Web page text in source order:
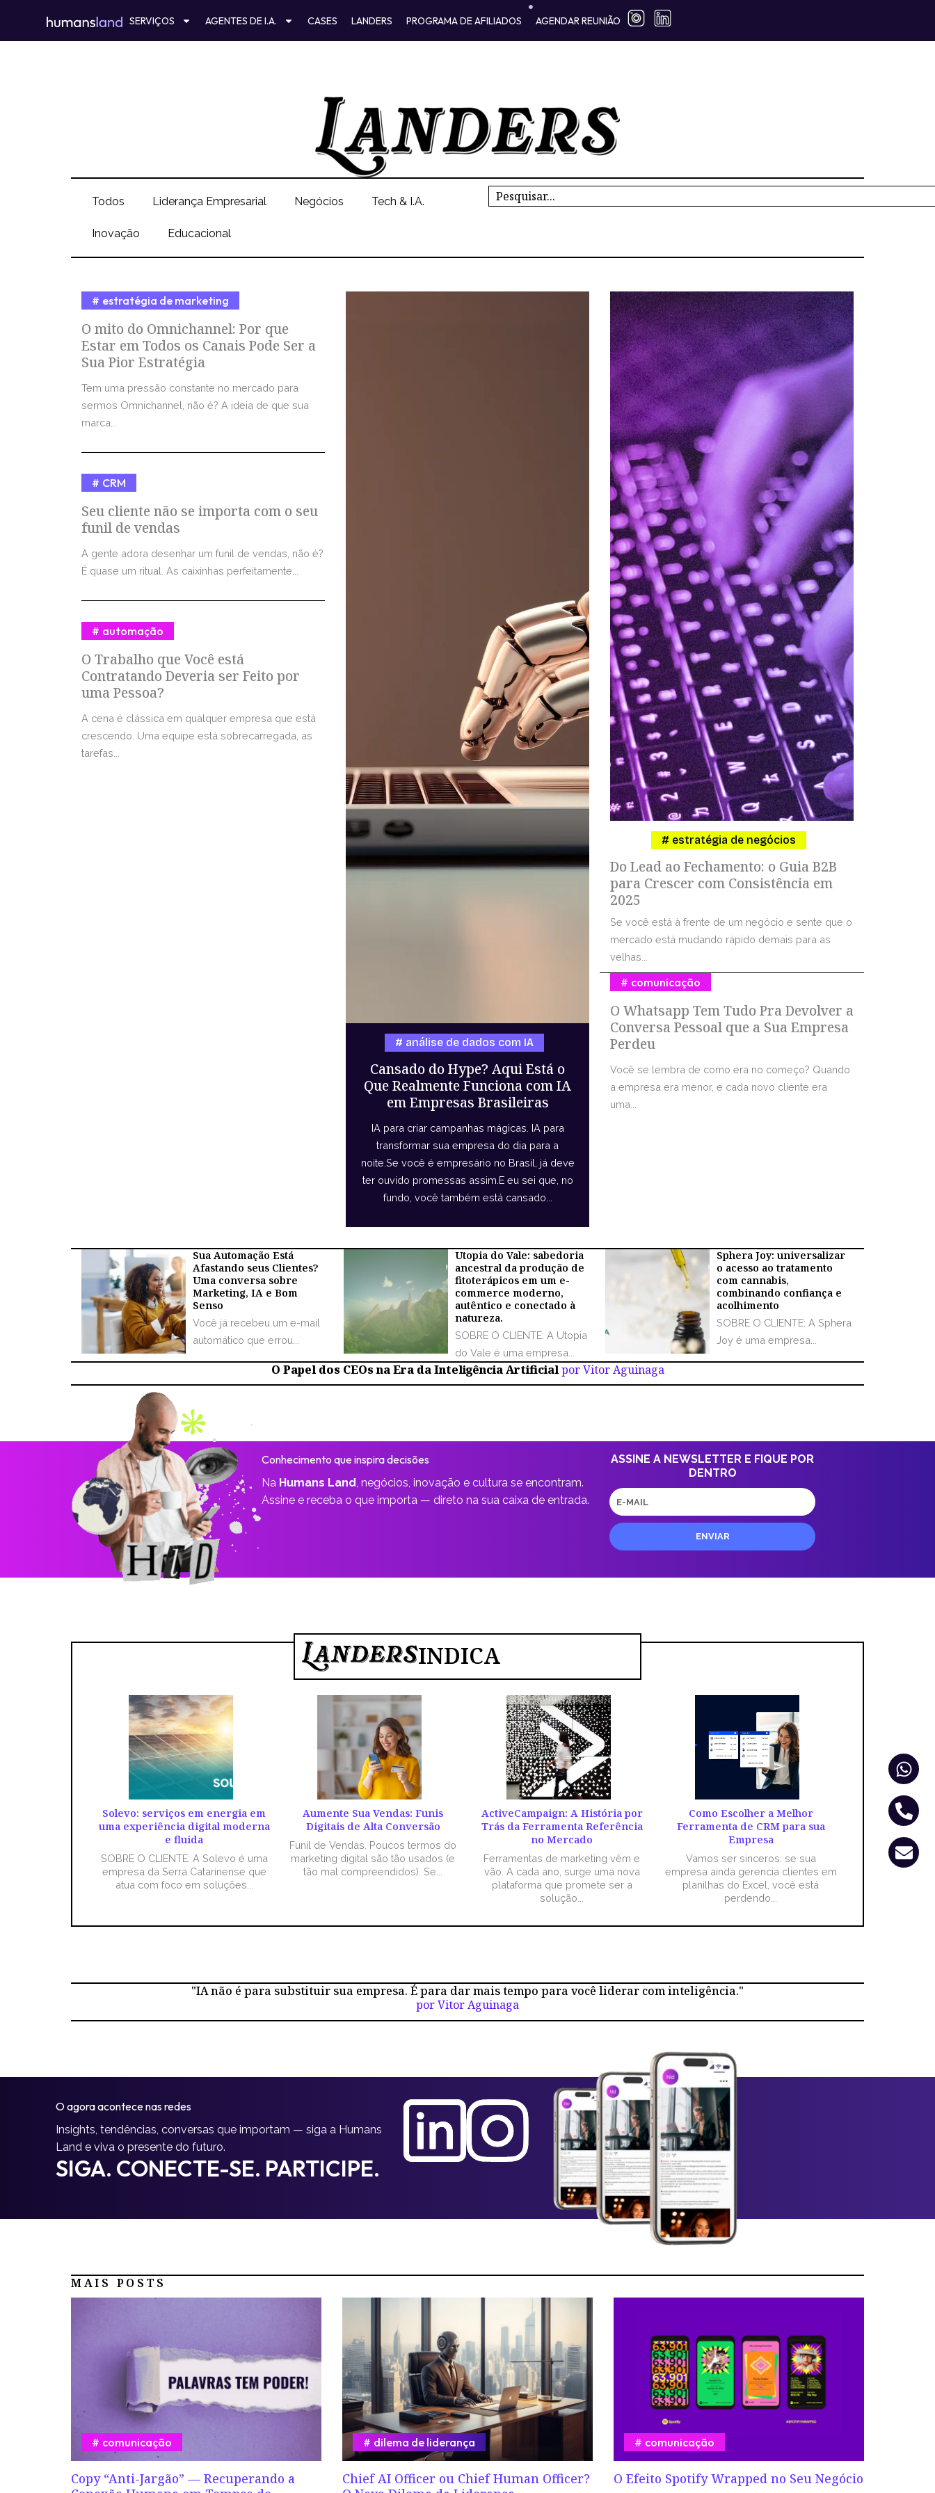
o
SERVIÇOS AGENTES DE I.A. CASES LANDERS PROGRAMA DE AFILIADOS AGENDAR REUNIÃO
Todos Liderança Empresarial Negócios Tech & I.A.
Inovação Educacional
Search
O mito do Omnichannel: Por que
Estar em Todos os Canais Pode Ser a
Sua Pior Estratégia
estratégia de marketing
Tem uma pressão constante no mercado para
sermos Omnichannel, não é? A ideia de que sua
marca...
Seu cliente não se importa com o seu
funil de vendas
CRM
A gente adora desenhar um funil de vendas, não é?
É quase um ritual. As caixinhas perfeitamente...
O Trabalho que Você está
Contratando Deveria ser Feito por
uma Pessoa?
automação
A cena é clássica em qualquer empresa que está
crescendo. Uma equipe está sobrecarregada, as
tarefas...
Cansado do Hype? Aqui Está o
Que Realmente Funciona com IA
em Empresas Brasileiras
análise de dados com IA
IA para criar campanhas mágicas. IA para
transformar sua empresa do dia para a
noite.Se você é empresário no Brasil, já deve
ter ouvido promessas assim.E eu sei que, no
fundo, você também está cansado...
Do Lead ao Fechamento: o Guia B2B
para Crescer com Consistência em
2025
estratégia de negócios
Se você está à frente de um negócio e sente que o
mercado está mudando rápido demais para as
velhas...
O Whatsapp Tem Tudo Pra Devolver a
Conversa Pessoal que a Sua Empresa
Perdeu
comunicação
Você se lembra de como era no começo? Quando
a empresa era menor, e cada novo cliente era
uma...
Sua Automação Está
Afastando seus Clientes?
Uma conversa sobre
Marketing, IA e Bom
Senso
Você já recebeu um e-mail
automático que errou...
Utopia do Vale: sabedoria
ancestral da produção de
fitoterápicos em um e-
commerce moderno,
autêntico e conectado à
natureza.
SOBRE O CLIENTE: A Utopia
do Vale é uma empresa...
Sphera Joy: universalizar
o acesso ao tratamento
com cannabis,
combinando confiança e
acolhimento
SOBRE O CLIENTE: A Sphera
Joy é uma empresa...
O Papel dos CEOs na Era da Inteligência Artificialpor Vitor Aguinaga
Conhecimento que inspira decisões
Na Humans Land, negócios, inovação e cultura se encontram.
Assine e receba o que importa — direto na sua caixa de entrada.
ASSINE A NEWSLETTER E FIQUE POR
DENTRO
E-
mail
ENVIAR
INDICA
Solevo: serviços em energia em
uma experiência digital moderna
e fluida
SOBRE O CLIENTE: A Solevo é uma
empresa da Serra Catarinense que
atua com foco em soluções...
Aumente Sua Vendas: Funis
Digitais de Alta Conversão
Funil de Vendas. Poucos termos do
marketing digital são tão usados (e
tão mal compreendidos). Se...
ActiveCampaign: A História por
Trás da Ferramenta Referência
no Mercado
Ferramentas de marketing vêm e
vão. A cada ano, surge uma nova
plataforma que promete ser a
solução...
Como Escolher a Melhor
Ferramenta de CRM para sua
Empresa
Vamos ser sinceros: se sua
empresa ainda gerencia clientes em
planilhas do Excel, você está
perdendo...
"IA não é para substituir sua empresa. É para dar mais tempo para você liderar com inteligência."
por Vitor Aguinaga
O agora acontece nas redes
Insights, tendências, conversas que importam — siga a Humans
Land e viva o presente do futuro.
SIGA. CONECTE-SE. PARTICIPE.
MAIS POSTS
Copy “Anti-Jargão” — Recuperando a
comunicação
Chief AI Officer ou Chief Human Officer?
dilema de liderança
O Efeito Spotify Wrapped no Seu Negócio
comunicação
alt